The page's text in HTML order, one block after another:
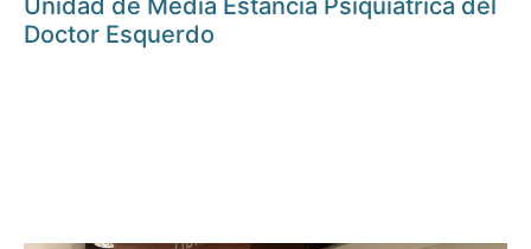
Unidad de Media Estancia Psiquiátrica del
Doctor Esquerdo